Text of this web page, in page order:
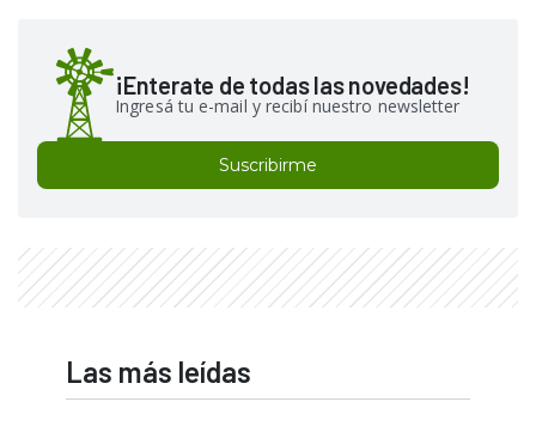
¡Enterate de todas las novedades!
Ingresá tu e-mail y recibí nuestro newsletter
Suscribirme
Las más leídas